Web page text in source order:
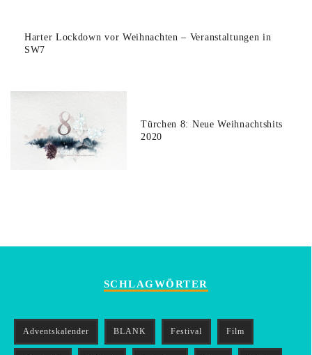
Harter Lockdown vor Weihnachten – Veranstaltungen in
SW7
Türchen 8: Neue Weihnachtshits
2020
SCHLAGWÖRTER
Adventskalender BLANK Festival Film